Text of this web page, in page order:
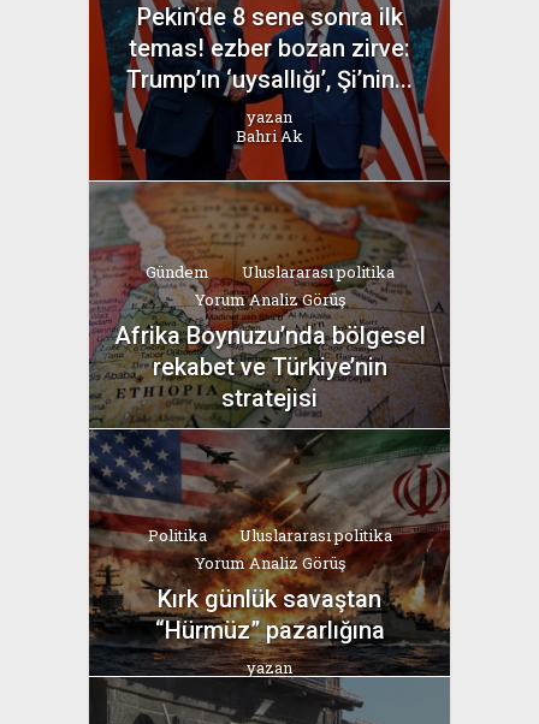
Pekin’de 8 sene sonra ilk
temas! ezber bozan zirve:
Trump’ın ‘uysallığı’, Şi’nin...
yazan
Bahri Ak
Gündem
Uluslararası politika
Yorum Analiz Görüş
Afrika Boynuzu’nda bölgesel
rekabet ve Türkiye’nin
stratejisi
yazan
Bahri Ak
Politika
Uluslararası politika
Yorum Analiz Görüş
Kırk günlük savaştan
“Hürmüz” pazarlığına
yazan
Bahri Ak